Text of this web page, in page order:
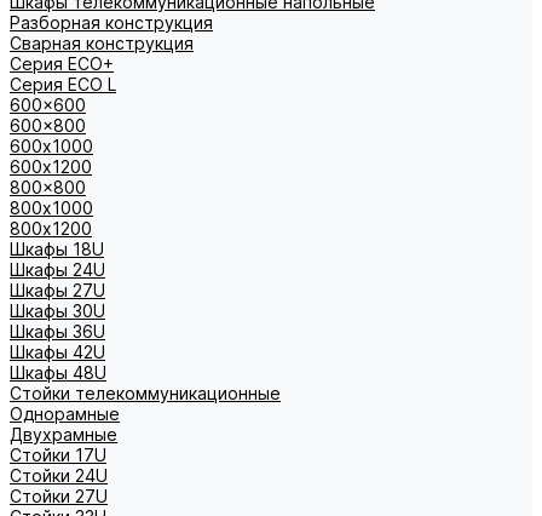
Разборная конструкция
Сварная конструкция
Серия ECO+
Серия ECO L
600x600
600x800
600х1000
600х1200
800x800
800х1000
800х1200
Шкафы 18U
Шкафы 24U
Шкафы 27U
Шкафы 30U
Шкафы 36U
Шкафы 42U
Шкафы 48U
Стойки телекоммуникационные
Однорамные
Двухрамные
Стойки 17U
Стойки 24U
Стойки 27U